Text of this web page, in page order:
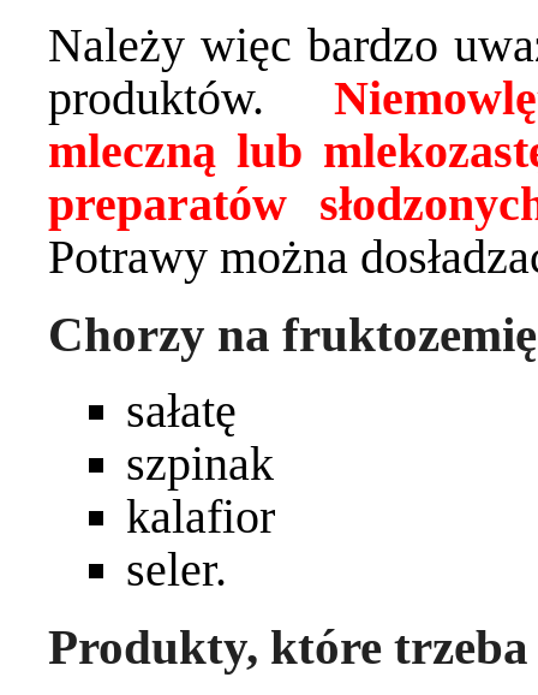
Należy więc bardzo
produktów.
mleczną lub
preparatów
Potrawy można
Chorzy na
sałatę
szpinak
kalafior
seler.
Produkty, które